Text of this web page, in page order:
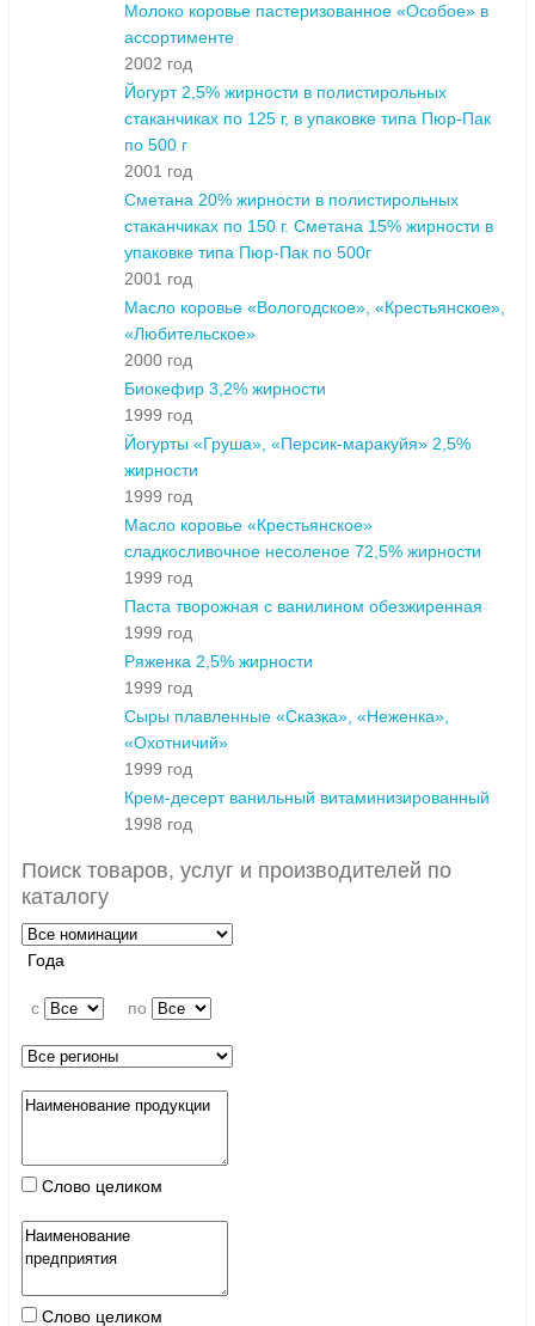
Молоко коровье пастеризованное «Особое» в
ассортименте
2002 год
Йогурт 2,5% жирности в полистирольных
стаканчиках по 125 г, в упаковке типа Пюр-Пак
по 500 г
2001 год
Сметана 20% жирности в полистирольных
стаканчиках по 150 г. Сметана 15% жирности в
упаковке типа Пюр-Пак по 500г
2001 год
Масло коровье «Вологодское», «Крестьянское»,
«Любительское»
2000 год
Биокефир 3,2% жирности
1999 год
Йогурты «Груша», «Персик-маракуйя» 2,5%
жирности
1999 год
Масло коровье «Крестьянское»
сладкосливочное несоленое 72,5% жирности
1999 год
Паста творожная с ванилином обезжиренная
1999 год
Ряженка 2,5% жирности
1999 год
Сыры плавленные «Сказка», «Неженка»,
«Охотничий»
1999 год
Крем-десерт ванильный витаминизированный
1998 год
Поиск товаров, услуг и производителей по
каталогу
Года
c по
Слово целиком
Слово целиком